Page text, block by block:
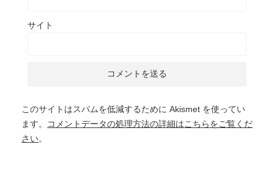
サイト
このサイトはスパムを低減するために Akismet を使ってい
ます。
コメントデータの処理方法の詳細はこちらをご覧くだ
さい。